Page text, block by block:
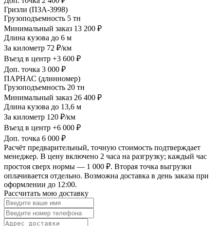
Гризли (ПЗА-3998)
Грузоподъемность 5 тн
Минимальный заказ 13 200 ₽
Длина кузова до 6 м
За километр 72 ₽/км
Въезд в центр +3 600 ₽
Доп. точка 3 000 ₽
ПАРНАС (длинномер)
Грузоподъемность 20 тн
Минимальный заказ 26 400 ₽
Длина кузова до 13,6 м
За километр 120 ₽/км
Въезд в центр +6 000 ₽
Доп. точка 6 000 ₽
Расчёт предварительный, точную стоимость подтверждает
менеджер. В цену включено 2 часа на разгрузку; каждый час
простоя сверх нормы — 1 000 ₽. Вторая точка выгрузки
оплачивается отдельно. Возможна доставка в день заказа при
оформлении до 12:00.
Рассчитать мою доставку